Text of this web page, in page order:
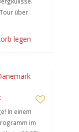
über
legen
In einem
im